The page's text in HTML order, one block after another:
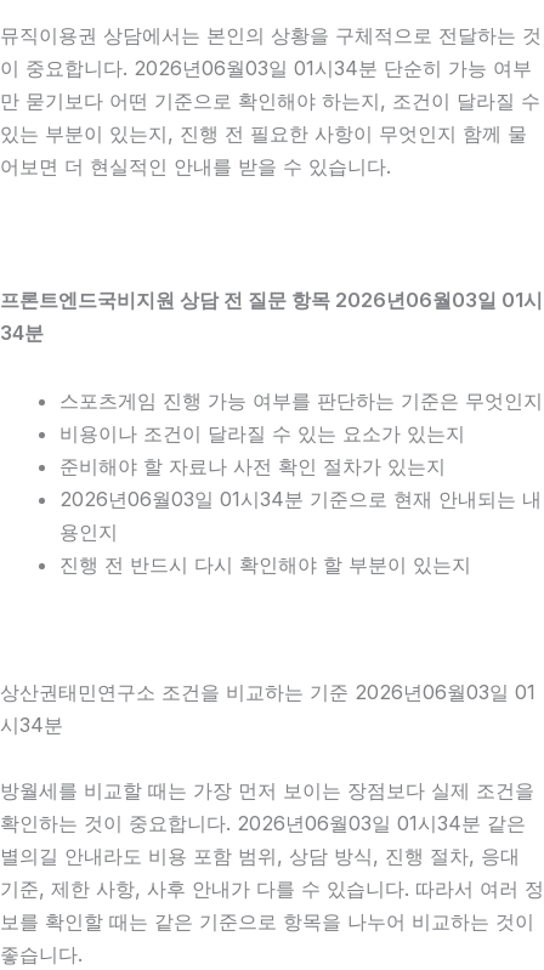
뮤직이용권 상담에서는 본인의 상황을 구체적으로 전달하는 것
이 중요합니다. 2026년06월03일 01시34분 단순히 가능 여부
만 묻기보다 어떤 기준으로 확인해야 하는지, 조건이 달라질 수
있는 부분이 있는지, 진행 전 필요한 사항이 무엇인지 함께 물
어보면 더 현실적인 안내를 받을 수 있습니다.
프론트엔드국비지원 상담 전 질문 항목 2026년06월03일 01시
34분
스포츠게임 진행 가능 여부를 판단하는 기준은 무엇인지
비용이나 조건이 달라질 수 있는 요소가 있는지
준비해야 할 자료나 사전 확인 절차가 있는지
2026년06월03일 01시34분 기준으로 현재 안내되는 내
용인지
진행 전 반드시 다시 확인해야 할 부분이 있는지
상산권태민연구소 조건을 비교하는 기준 2026년06월03일 01
시34분
방월세를 비교할 때는 가장 먼저 보이는 장점보다 실제 조건을
확인하는 것이 중요합니다. 2026년06월03일 01시34분 같은
별의길 안내라도 비용 포함 범위, 상담 방식, 진행 절차, 응대
기준, 제한 사항, 사후 안내가 다를 수 있습니다. 따라서 여러 정
보를 확인할 때는 같은 기준으로 항목을 나누어 비교하는 것이
좋습니다.